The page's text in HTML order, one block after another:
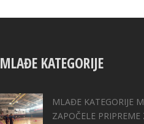
MLAĐE KATEGORIJE
MLAĐE KATEGORIJE
ZAPOČELE